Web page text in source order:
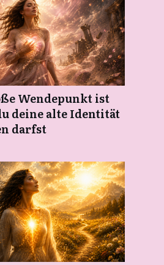
Wendepunkt ist
deine alte Identität
darfst